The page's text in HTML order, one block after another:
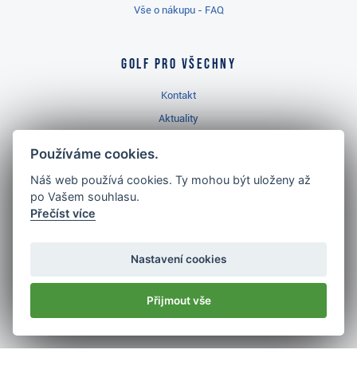
Vše o nákupu - FAQ
Golf pro všechny
Kontakt
Aktuality
Golfový slovník
Nejlépe hodnocený
v ČR
Používáme cookies.
Náš web používá cookies. Ty mohou být uloženy až
po Vašem souhlasu.
Přečíst více
Nastavení cookies
Přijmout vše